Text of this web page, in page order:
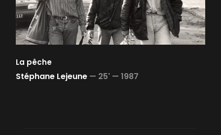
La pêche
Stéphane Lejeune — 25' — 1987